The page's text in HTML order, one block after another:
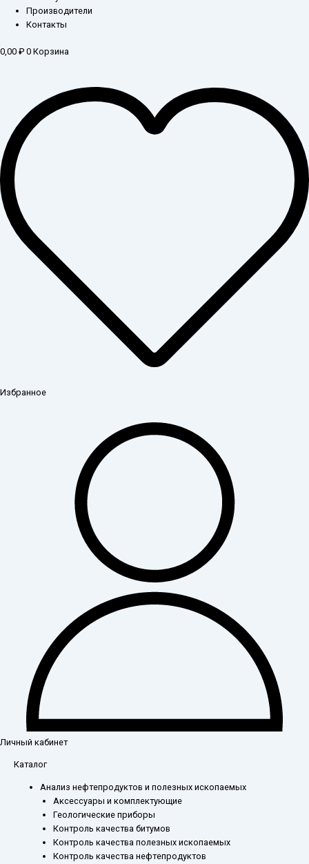
Производители
Контакты
0,00 ₽ 0 Корзина
Избранное
Личный кабинет
Каталог
Анализ нефтепродуктов и полезных ископаемых
Аксессуары и комплектующие
Геологические приборы
Контроль качества битумов
Контроль качества полезных ископаемых
Контроль качества нефтепродуктов